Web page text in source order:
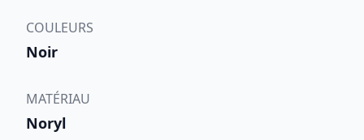
COULEURS
Noir
MATÉRIAU
Noryl